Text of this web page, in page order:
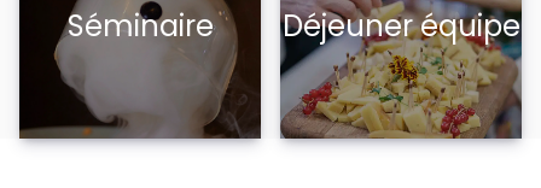
Séminaire Déjeuner équipe